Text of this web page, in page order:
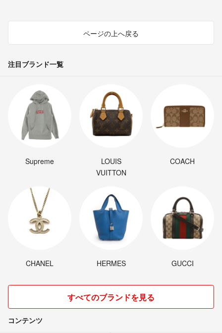
ページの上へ戻る
注目ブランド一覧
Supreme
LOUIS
VUITTON
COACH
CHANEL HERMES GUCCI
すべてのブランドを見る
コンテンツ